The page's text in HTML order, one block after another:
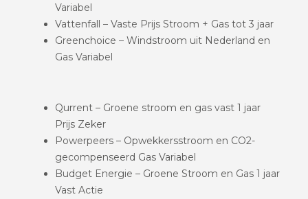
Variabel
Vattenfall – Vaste Prijs Stroom + Gas tot 3 jaar
Greenchoice – Windstroom uit Nederland en
Gas Variabel
Qurrent – Groene stroom en gas vast 1 jaar
Prijs Zeker
Powerpeers – Opwekkersstroom en CO2-
gecompenseerd Gas Variabel
Budget Energie – Groene Stroom en Gas 1 jaar
Vast Actie